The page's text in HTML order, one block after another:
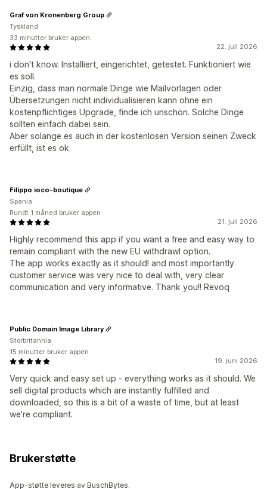
22. juli 2026
i don't know. Installiert, eingerichtet, getestet. Funktioniert wie
es soll.
Einzig, dass man normale Dinge wie Mailvorlagen oder
Übersetzungen nicht individualisieren kann ohne ein
kostenpflichtiges Upgrade, finde ich unschön. Solche Dinge
sollten einfach dabei sein.
Aber solange es auch in der kostenlosen Version seinen Zweck
erfüllt, ist es ok.
Graf von Kronenberg Group
Tyskland
33 minutter bruker appen
21. juli 2026
Highly recommend this app if you want a free and easy way to
remain compliant with the new EU withdrawl option.
The app works exactly as it should! and most importantly
customer service was very nice to deal with, very clear
communication and very informative. Thank you!! Revoq
Filippo ioco-boutique
Spania
Rundt 1 måned bruker appen
19. juni 2026
Very quick and easy set up - everything works as it should. We
sell digital products which are instantly fulfilled and
downloaded, so this is a bit of a waste of time, but at least
we're compliant.
Public Domain Image Library
Storbritannia
15 minutter bruker appen
Brukerstøtte
App-støtte leveres av BuschBytes.